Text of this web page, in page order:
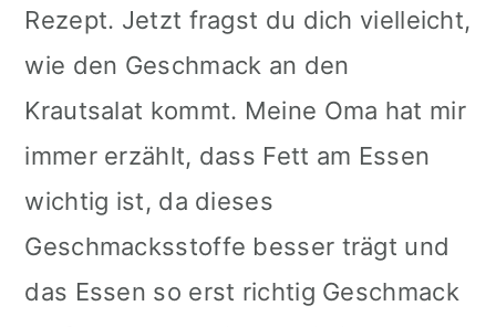
Rezept. Jetzt fragst du dich vielleicht,
wie den Geschmack an den
Krautsalat kommt. Meine Oma hat mir
immer erzählt, dass Fett am Essen
wichtig ist, da dieses
Geschmacksstoffe besser trägt und
das Essen so erst richtig Geschmack